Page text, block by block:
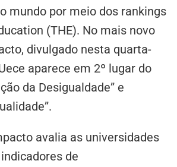
mundo por meio dos rankings
(THE). No mais novo
divulgado nesta quarta-
aparece em 2º lugar do
da Desigualdade” e
avalia as universidades
de